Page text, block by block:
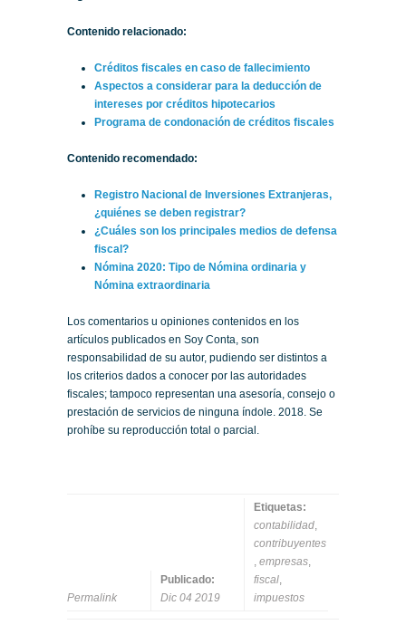
Contenido relacionado:
Créditos fiscales en caso de fallecimiento
Aspectos a considerar para la deducción de
intereses por créditos hipotecarios
Programa de condonación de créditos fiscales
Contenido recomendado:
Registro Nacional de Inversiones Extranjeras,
¿quiénes se deben registrar?
¿Cuáles son los principales medios de defensa
fiscal?
Nómina 2020: Tipo de Nómina ordinaria y
Nómina extraordinaria
Los comentarios u opiniones contenidos en los
artículos publicados en Soy Conta, son
responsabilidad de su autor, pudiendo ser distintos a
los criterios dados a conocer por las autoridades
fiscales; tampoco representan una asesoría, consejo o
prestación de servicios de ninguna índole. 2018. Se
prohíbe su reproducción total o parcial.
Permalink
Publicado:
Dic 04 2019
Etiquetas:
contabilidad,
contribuyentes
, empresas,
fiscal,
impuestos